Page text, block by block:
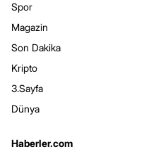
Spor
Magazin
Son Dakika
Kripto
3.Sayfa
Dünya
Haberler.com